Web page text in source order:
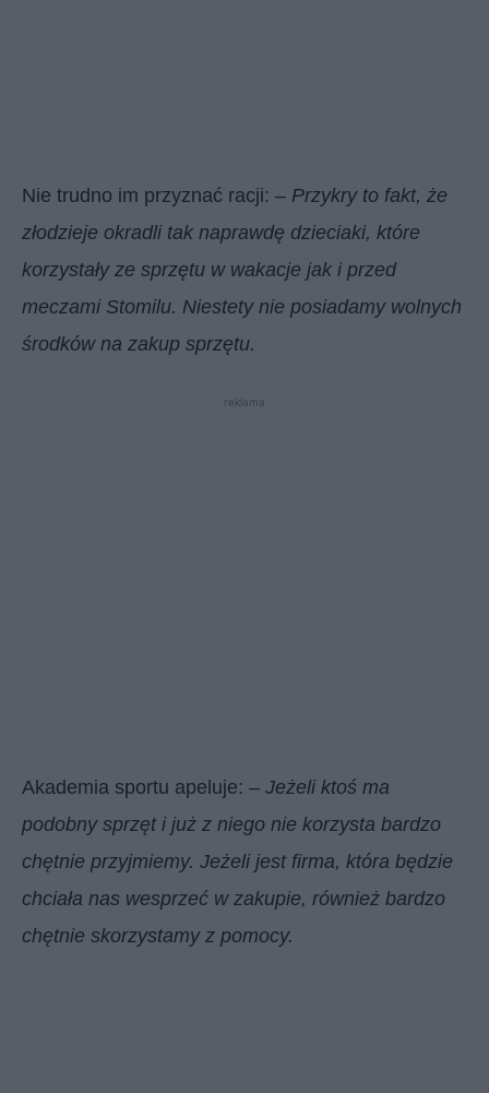
Nie trudno im przyznać racji: – Przykry to fakt, że
złodzieje okradli tak naprawdę dzieciaki, które
korzystały ze sprzętu w wakacje jak i przed
meczami Stomilu. Niestety nie posiadamy wolnych
środków na zakup sprzętu.
reklama
Akademia sportu apeluje: – Jeżeli ktoś ma
podobny sprzęt i już z niego nie korzysta bardzo
chętnie przyjmiemy. Jeżeli jest firma, która będzie
chciała nas wesprzeć w zakupie, również bardzo
chętnie skorzystamy z pomocy.